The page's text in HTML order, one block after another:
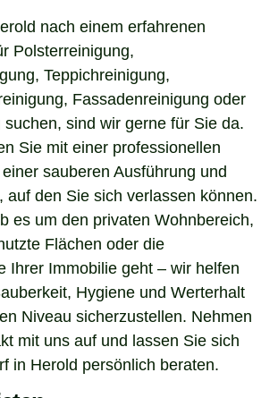
nach einem erfahrenen
Polsterreinigung,
Teppichreinigung,
Fassadenreinigung oder
sind wir gerne für Sie da.
Sie mit einer professionellen
sauberen Ausführung und
auf den Sie sich verlassen können.
es um den privaten Wohnbereich,
Flächen oder die
Ihrer Immobilie geht – wir helfen
Hygiene und Werterhalt
Niveau sicherzustellen. Nehmen
mit uns auf und lassen Sie sich
in Herold persönlich beraten.